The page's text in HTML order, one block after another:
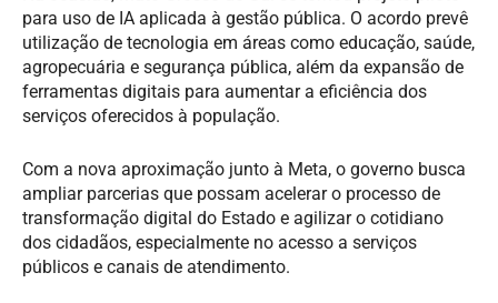
para uso de IA aplicada à gestão pública. O acordo prevê
utilização de tecnologia em áreas como educação, saúde,
agropecuária e segurança pública, além da expansão de
ferramentas digitais para aumentar a eficiência dos
serviços oferecidos à população.
Com a nova aproximação junto à Meta, o governo busca
ampliar parcerias que possam acelerar o processo de
transformação digital do Estado e agilizar o cotidiano
dos cidadãos, especialmente no acesso a serviços
públicos e canais de atendimento.